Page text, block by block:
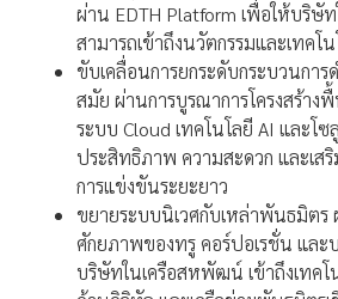
ผ่าน EDTH Platform เพื่อให้บริษั
สามารถเข้าถึงนวัตกรรมและเทคโ
ขับเคลื่อนการยกระดับกระบวนกา
สมัย ผ่านการบูรณาการโครงสร้าง
ระบบ Cloud เทคโนโลยี AI และโ
ประสิทธิภาพ ความสะดวก และเส
การแข่งขันระยะยาว
ขยายระบบนิเวศกับเหล่าพันธมิตร
ศักยภาพของทรู คอร์ปอเรชั่น และ
บริษัทในเครือสหพัฒน์ เข้าถึงเทคโ